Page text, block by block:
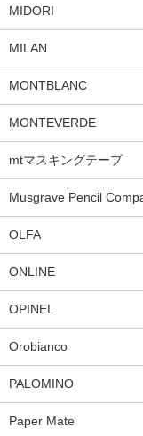
MIDORI
MILAN
MONTBLANC
MONTEVERDE
mtマスキングテープ
Musgrave Pencil
OLFA
ONLINE
OPINEL
Orobianco
PALOMINO
Paper Mate